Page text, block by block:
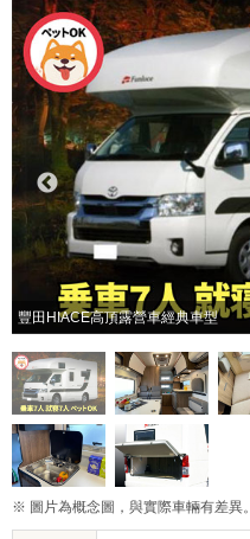
豐田HIACE高頂露營車經典車型
※ 圖片為概念圖，與實際車輛有差異。